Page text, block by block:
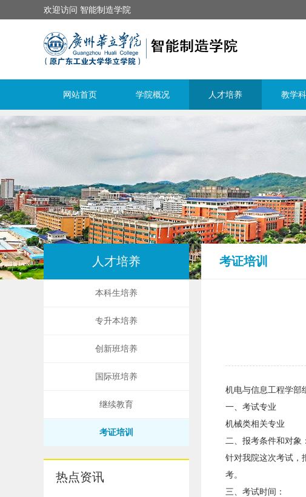
欢迎访问 智能制造学院
网站首页 学院概况 人才培养 教学
人才培养
本科生培养
专升本培养
创新班培养
国际班培养
继续教育
考证培训
热点资讯
考证培训
机电与信息工程学
一、考试专业
机械类相关专业
二、报考条件和对象：
针对我院这次考试，
考。
三、考试时间：